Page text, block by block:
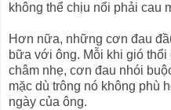
không thể chịu nổi phải cau
Hơn nữa, những cơn đau
bữa với ông. Mỗi khi gió
châm nhẹ, cơn đau nhói
mặc dù trông nó không phù
ngày của ông.